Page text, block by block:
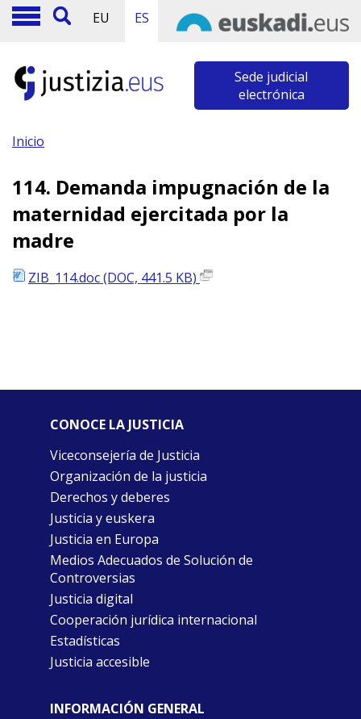
EU ES
Sede judicial
electrónica
Inicio
114. Demanda impugnación de la
maternidad ejercitada por la
madre
ZIB_114.doc (DOC, 441.5 KB)
CONOCE LA JUSTICIA
Viceconsejería de Justicia
Organización de la justicia
Derechos y deberes
Justicia y euskera
Justicia en Europa
Medios Adecuados de Solución de
Controversias
Justicia digital
Cooperación jurídica internacional
Estadísticas
Justicia accesible
INFORMACIÓN GENERAL